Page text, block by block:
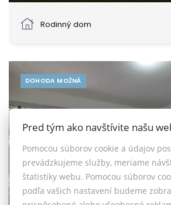
Rodinný dom
DOHODA MOŽNÁ
Pred tým ako navštívite našu
Pomocou súborov cookie a údajov
prevádzkujeme služby, meriame
štatistiky webu. Pomocou súborov
podľa vašich nastavení budeme